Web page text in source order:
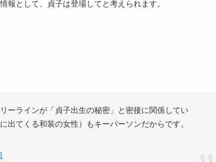
報として、貞子は登場してと考えられます。
ーラインが「貞子出生の秘密」と密接に関係してい
出てくる和装の女性）もキーパーソンだからです。